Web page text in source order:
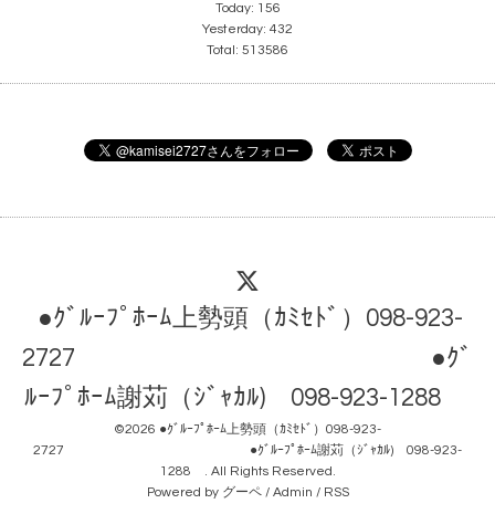
Today: 156
Yesterday: 432
Total: 513586
●ｸﾞﾙｰﾌﾟﾎｰﾑ上勢頭（ｶﾐｾﾄﾞ）098-923-
2727 ●ｸﾞ
ﾙｰﾌﾟﾎｰﾑ謝苅（ｼﾞｬｶﾙ) 098-923-1288
©2026 ●ｸﾞﾙｰﾌﾟﾎｰﾑ上勢頭（ｶﾐｾﾄﾞ）098-923-
2727 ●ｸﾞﾙｰﾌﾟﾎｰﾑ謝苅（ｼﾞｬｶﾙ) 098-923-
1288
. All Rights Reserved.
Powered by グーペ/ Admin / RSS